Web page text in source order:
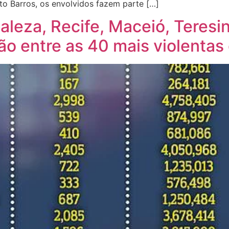
Barros, os envolvidos fazem parte […]
Recife, Maceió,
entre as 40 mais violentas